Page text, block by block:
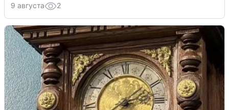
9 августа 2